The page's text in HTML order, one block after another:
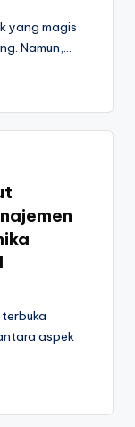
yang magis
Namun,…
aspek